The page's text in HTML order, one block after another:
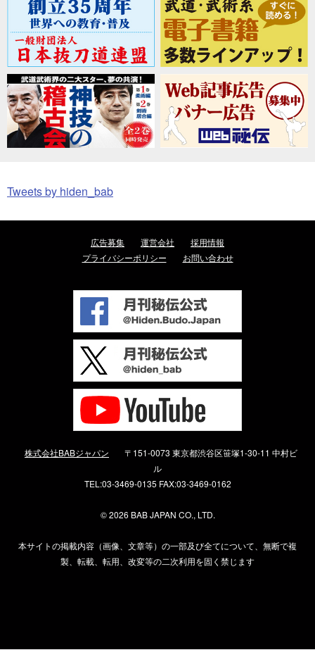
Tweets by hiden_bab
広告募集 運営会社
採用情報
プライバシーポリシー
お問い合わせ
株式会社BABジャパン
〒151-0073 東京都渋谷区笹塚1-30-11 中村ビ
ル
TEL:03-3469-0135 FAX:03-3469-0162
©2026 BAB JAPAN CO., LTD.
本サイトの掲載内容（画像、文章等）の一部及び全てについて、無断で複
製、転載、転用、改変等の二次利用を固く禁じます